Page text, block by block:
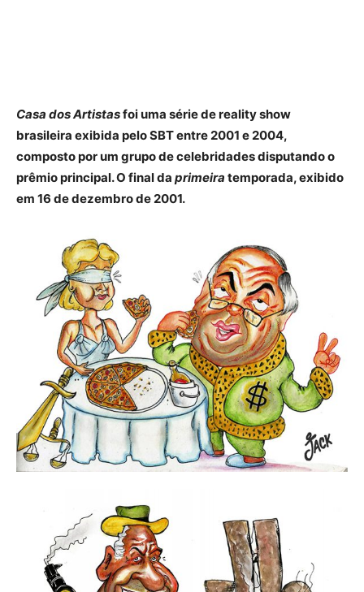
Casa dos Artistasfoi uma série de reality show
brasileira exibida pelo SBT entre 2001 e 2004,
composto por um grupo de celebridades disputando o
prêmio principal. O final da primeira temporada, exibido
em 16 de dezembro de 2001.